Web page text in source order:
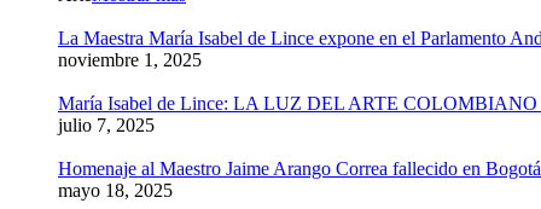
La Maestra María Isabel de Lince expone en el Parlamento
noviembre 1, 2025
María Isabel de Lince: LA LUZ DEL ARTE
julio 7, 2025
Homenaje al Maestro Jaime Arango Correa fallecido en
mayo 18, 2025